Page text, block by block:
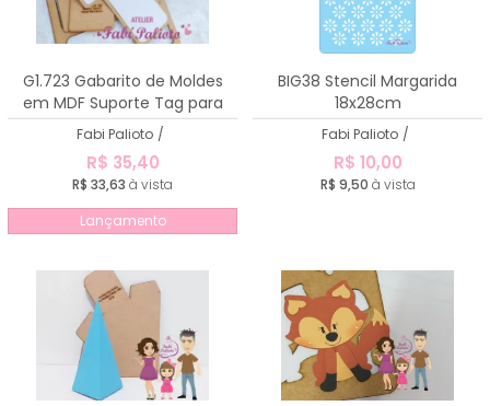
G1.723 Gabarito de Moldes
em MDF Suporte Tag para
canetas e chaveiros
Fabi Palioto /
R$ 35,40
R$ 33,63 à vista
Lançamento
BIG38 Stencil Margarida
18x28cm
Fabi Palioto /
R$ 10,00
R$ 9,50 à vista